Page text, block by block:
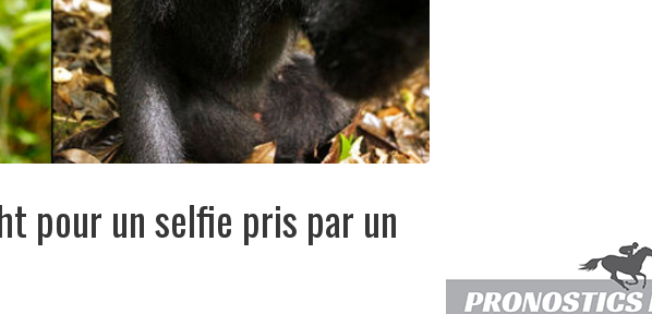
pour un selfie pris par un